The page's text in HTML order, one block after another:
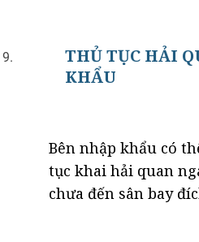
THỦ TỤC HẢI
KHẨU
Bên nhập khẩu có
tục khai hải quan
chưa đến sân bay